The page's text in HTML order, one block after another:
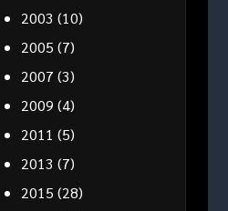
2003 (10)
2005 (7)
2007 (3)
2009 (4)
2011 (5)
2013 (7)
2015 (28)